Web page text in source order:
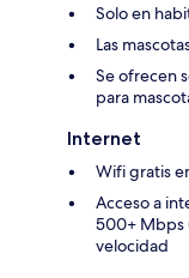
Solo en
Las
Se ofrecen
para
Internet
Wifi gratis
Acceso a
500+ Mbps
velocidad